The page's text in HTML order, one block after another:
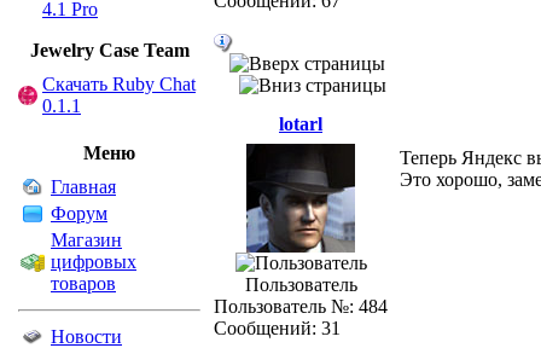
4.1 Pro
Jewelry Сase Team
Скачать Ruby Chat
0.1.1
Меню
Главная
Форум
Магазин
цифровых
товаров
Новости
lotarl
Пользователь
Пользователь №: 484
Сообщений: 31
Теперь Яндекс
Это хорошо,